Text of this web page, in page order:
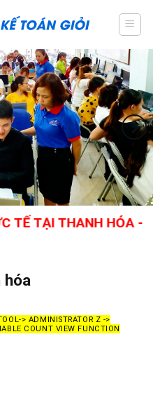
HÓA - GIÁO
> ADMINISTRATOR Z ->
COUNT VIEW FUNCTION